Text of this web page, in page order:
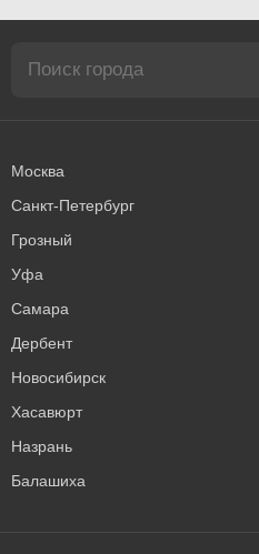
Москва
Санкт-Петербург
Грозный
Уфа
Самара
Дербент
Новосибирск
Хасавюрт
Назрань
Балашиха